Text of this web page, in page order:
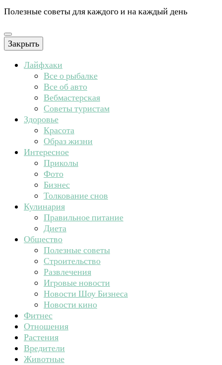
Полезные советы для каждого и на каждый день
Закрыть
Лайфхаки
Все о рыбалке
Все об авто
Вебмастерская
Советы туристам
Здоровье
Красота
Образ жизни
Интересное
Приколы
Фото
Бизнес
Толкование снов
Кулинария
Правильное питание
Диета
Общество
Полезные советы
Строительство
Развлечения
Игровые новости
Новости Шоу Бизнеса
Новости кино
Фитнес
Отношения
Растения
Вредители
Животные